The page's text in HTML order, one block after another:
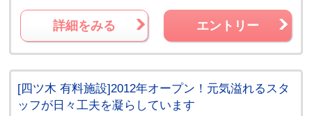
詳細をみる エントリー
[四ツ木 有料施設]2012年オープン！元気溢れるスタ
ッフが日々工夫を凝らしています